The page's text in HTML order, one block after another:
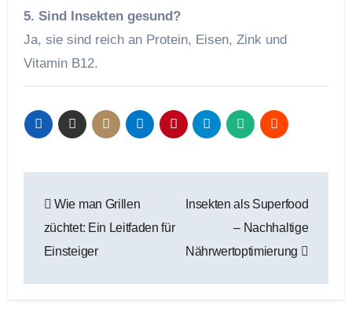
5. Sind Insekten gesund?
Ja, sie sind reich an Protein, Eisen, Zink und
Vitamin B12.
Wie man Grillen
züchtet: Ein Leitfaden für
Einsteiger
Insekten als Superfood
– Nachhaltige
Nährwertoptimierung